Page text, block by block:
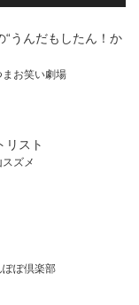
“うんだもしたん！か
まお笑い劇場
リスト
ズメ
ぽぽ倶楽部